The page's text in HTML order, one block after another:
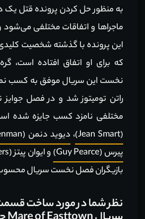
به منظور حل کردن پرونده قتل یک
ماجراها و اتفاقات مختلفی می‌شود
‌این پرونده با گذشته شخصیت
که برای او اتفاق افتاده است،
راتن تومیتوز شد و در فصل
مختلفی نامزد کسب جایزه شده
(Jean Smart)
، دیوید دنمن (David Denman)
پیرس (Guy Pearce)
بازیگران فصل نخست سریال
نظر شما در مورد ساخت